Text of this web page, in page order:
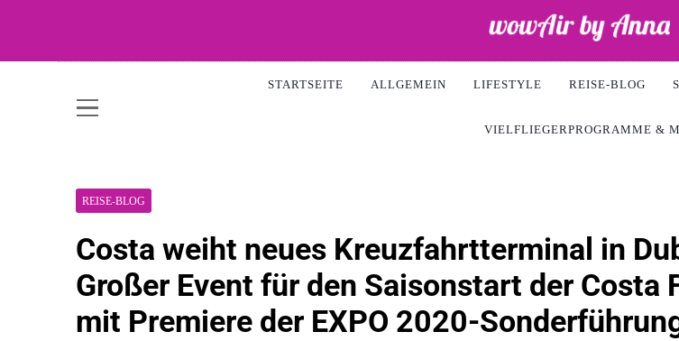
WOW-Air
STARTSEITE ALLGEMEIN LIFESTYLE REISE-BLOG
VIELFLIEGERPROGRAMME &
REISE-BLOG
Costa weiht neues Kreuzfahrtterminal in
Großer Event für den Saisonstart der Costa
mit Premiere der EXPO 2020-